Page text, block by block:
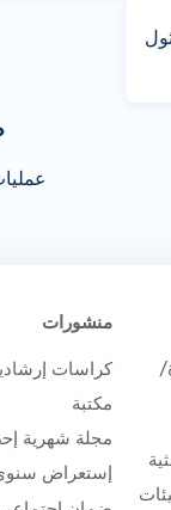
منشورات
كراسات
مكتبة
مجلة شهرية
إستعراض